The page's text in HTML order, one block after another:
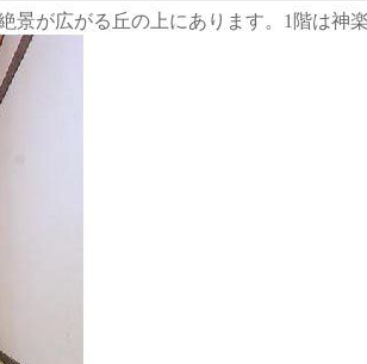
が広がる丘の上にあります。1階は神